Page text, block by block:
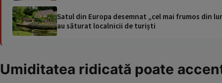
Satul din Europa desemnat „cel mai frumos din
au săturat localnicii de turiști
Umiditatea ridicată poate